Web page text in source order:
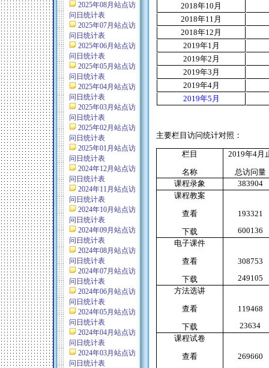
2025年08月站点访
问日统计表
2025年07月站点访
问日统计表
2025年06月站点访
问日统计表
2025年05月站点访
问日统计表
2025年04月站点访
问日统计表
2025年03月站点访
问日统计表
2025年02月站点访
问日统计表
2025年01月站点访
问日统计表
2024年12月站点访
问日统计表
2024年11月站点访
问日统计表
2024年10月站点访
问日统计表
2024年09月站点访
问日统计表
2024年08月站点访
问日统计表
2024年07月站点访
问日统计表
2024年06月站点访
问日统计表
2024年05月站点访
问日统计表
2024年04月站点访
问日统计表
2024年03月站点访
问日统计表
2018年10 月
2018年11 月
2018年12 月
2019年1 月
2019年2 月
2019年3 月
2019年4月
2019年5 月
主要栏目访问统计对照：
栏目
名称
2019年4月
总访问量
课程录象
383904
课程教案
查看
下载
193321
600136
电子课件
查看
下载
308753
249105
方法选讲
查看
下载
119468
23634
课程试卷
查看
269660